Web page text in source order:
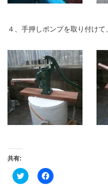
４、手押しポンプを取り付け
共有:
ク
リ
Facebook
で